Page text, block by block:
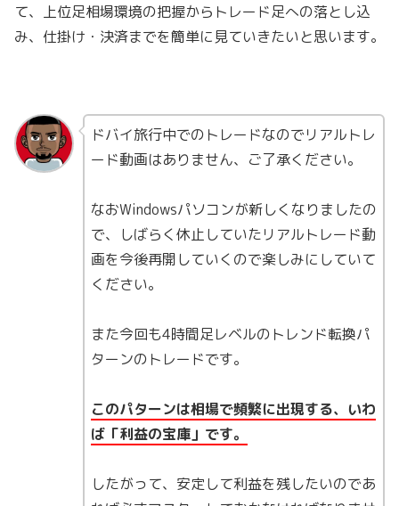
て、上位足相場環境の把握からトレード足への落とし込
み、仕掛け・決済までを簡単に見ていきたいと思います。
ドバイ旅行中でのトレードなのでリアルトレ
ード動画はありません、ご了承ください。
なおWindowsパソコンが新しくなりましたの
で、しばらく休止していたリアルトレード動
画を今後再開していくので楽しみにしていて
ください。
また今回も4時間足レベルのトレンド転換パ
ターンのトレードです。
このパターンは相場で頻繁に出現する、いわ
ば「利益の宝庫」です。
したがって、安定して利益を残したいのであ